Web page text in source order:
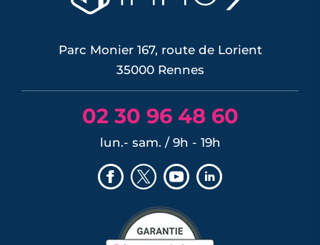
Parc Monier 167, route de Lorient
35000 Rennes
02 30 96 48 60
lun.- sam. / 9h - 19h